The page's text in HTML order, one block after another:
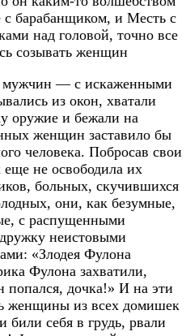
с барабанщиком, и Месть с
над головой, точно все
созывать женщин
мужчин — с искаженными
из окон, хватали
оружие и бежали на
женщин заставило бы
человека. Побросав свои
не освободила их
больных, скучившихся
они, как безумные,
с распущенными
неистовыми
«Злодея Фулона
Фулона захватили,
дочка!» И на эти
женщины из всех домишек
себя в грудь, рвали